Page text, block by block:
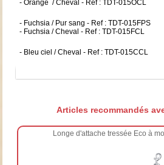
- Orange / Cheval - Ref : TDT-015OCL
- Fuchsia / Pur sang - Ref : TDT-015FPS
- Fuchsia / Cheval - Ref : TDT-015FCL
- Bleu ciel / Cheval - Ref : TDT-015CCL
Articles recommandés
Longe d'attache tressée Eco à